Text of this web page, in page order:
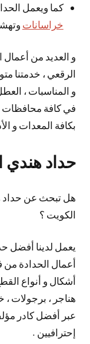
كما ويعمل
خراسانات
و العديد من
و المناسبات ،
في كافة محافظات
بكافة المعدات و
حداد هندي
هل تبحث عن حداد
الكويت ؟
يعمل لدينا أفضل
أعمال الحدادة
أشكال و أنواع
هناجر ، برجولات ،
عبر أفضل كادر
إحترافيين .